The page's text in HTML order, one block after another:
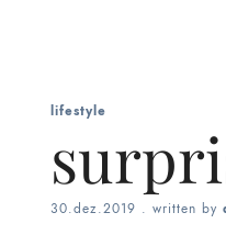
lifestyle
30.dez.2019 . written by